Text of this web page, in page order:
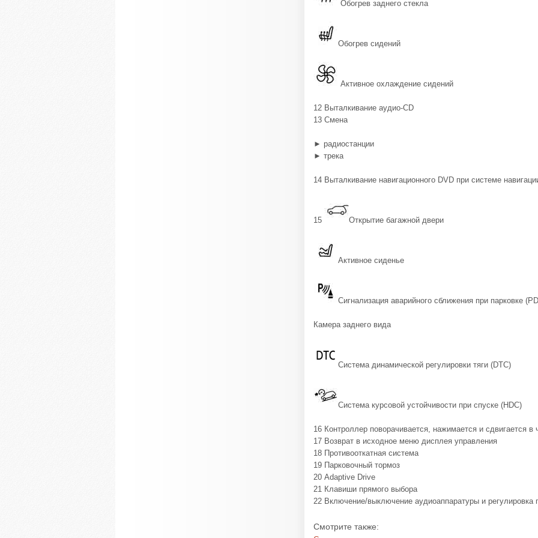
Обогрев заднего стекла
Обогрев сидений
Активное охлаждение сидений
12 Выталкивание аудио-CD
13 Смена
► радиостанции
► трека
14 Выталкивание навигационного DVD при системе
15 Открытие багажной двери
Активное сиденье
Сигнализация аварийного сближения при парковке
Камера заднего вида
Система динамической регулировки тяги (DTC)
Система курсовой устойчивости при спуске (HDC)
16 Контроллер поворачивается, нажимается и сдвигается в
17 Возврат в исходное меню дисплея управления
18 Противооткатная система
19 Парковочный тормоз
20 Adaptive Drive
21 Клавиши прямого выбора
22 Включение/выключение аудиоаппаратуры и регулировка
Смотрите также: